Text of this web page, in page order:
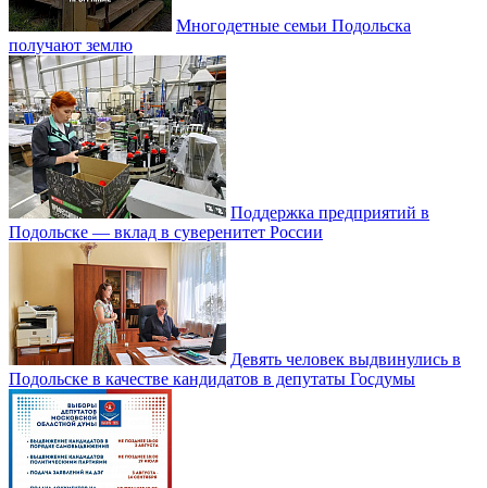
Многодетные семьи Подольска
получают землю
Поддержка предприятий в
Подольске — вклад в суверенитет России
Девять человек выдвинулись в
Подольске в качестве кандидатов в депутаты Госдумы